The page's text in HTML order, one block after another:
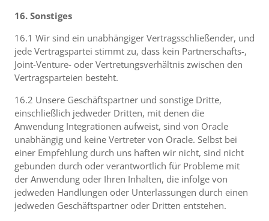
16. Sonstiges
16.1 Wir sind ein unabhängiger Vertragsschließender, und
jede Vertragspartei stimmt zu, dass kein Partnerschafts-,
Joint-Venture- oder Vertretungsverhältnis zwischen den
Vertragsparteien besteht.
16.2 Unsere Geschäftspartner und sonstige Dritte,
einschließlich jedweder Dritten, mit denen die
Anwendung Integrationen aufweist, sind von Oracle
unabhängig und keine Vertreter von Oracle. Selbst bei
einer Empfehlung durch uns haften wir nicht, sind nicht
gebunden durch oder verantwortlich für Probleme mit
der Anwendung oder Ihren Inhalten, die infolge von
jedweden Handlungen oder Unterlassungen durch einen
jedweden Geschäftspartner oder Dritten entstehen.